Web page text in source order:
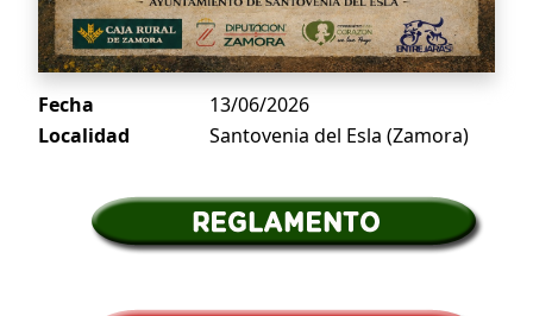
Fecha
13/06/2026
Localidad
Santovenia del Esla (Zamora)